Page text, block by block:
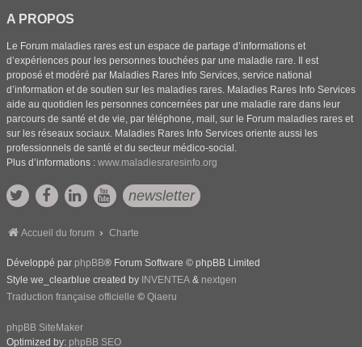
A PROPOS
Le Forum maladies rares est un espace de partage d’informations et
d’expériences pour les personnes touchées par une maladie rare. Il est
proposé et modéré par Maladies Rares Info Services, service national
d’information et de soutien sur les maladies rares. Maladies Rares Info Services
aide au quotidien les personnes concernées par une maladie rare dans leur
parcours de santé et de vie, par téléphone, mail, sur le Forum maladies rares et
sur les réseaux sociaux. Maladies Rares Info Services oriente aussi les
professionnels de santé et du secteur médico-social.
Plus d’informations : www.maladiesraresinfo.org
newsletter
Accueil du forum Charte
Développé par phpBB® Forum Software © phpBB Limited
Style we_clearblue created by INVENTEA & nextgen
Traduction française officielle © Qiaeru
phpBB SiteMaker
Optimized by: phpBB SEO